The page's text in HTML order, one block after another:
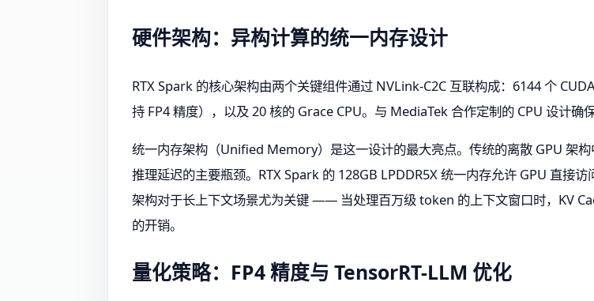
硬件架构：异构计算的统一内存设计
RTX Spark 的核心架构由两个关键组件通过 NVLink-C2C 互联构成：6144 个
持 FP4 精度），以及 20 核的 Grace CPU。与 MediaTek 合作定制的 CPU 设计确
统一内存架构（Unified Memory）是这一设计的最大亮点。传统的离散 GPU 架
推理延迟的主要瓶颈。RTX Spark 的 128GB LPDDR5X 统一内存允许 GPU 直接
架构对于长上下文场景尤为关键 —— 当处理百万级 token 的上下文窗口时，KV
的开销。
量化策略：FP4 精度与 TensorRT-LLM 优化